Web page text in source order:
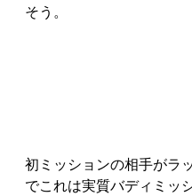
そう。
初ミッションの相手がラ
でこれは実質バディミッ